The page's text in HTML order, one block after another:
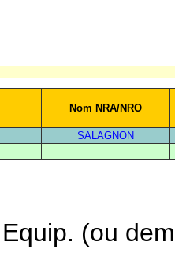
Nom NRA/NRO
SALAGNON
Equip. (ou